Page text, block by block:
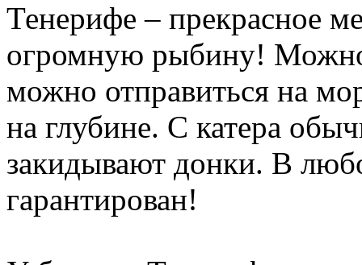
Тенерифе – прекрасное
огромную рыбину! Можно
можно отправиться на
на глубине. С катера
закидывают донки. В
гарантирован!